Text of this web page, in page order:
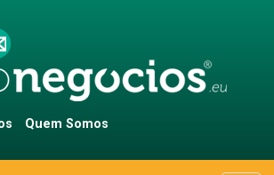
Quem Somos